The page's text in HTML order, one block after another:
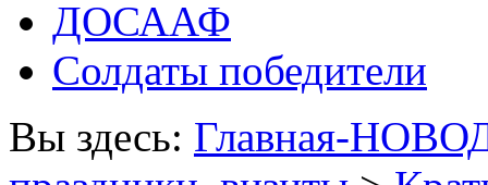
ДОСААФ
Солдаты победители
Вы здесь: Главная-